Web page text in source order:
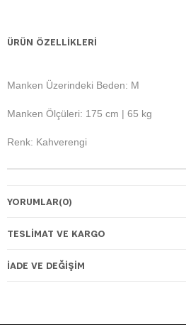
ÜRÜN ÖZELLIKLERI
Manken Üzerindeki Beden: M
Manken Ölçüleri: 175 cm | 65 kg
Renk: Kahverengi
YORUMLAR(0)
TESLIMAT VE KARGO
İADE VE DEĞIŞIM